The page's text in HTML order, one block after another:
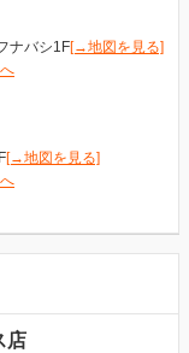
ナバシ1F[→地図を見る]
[→地図を見る]
店